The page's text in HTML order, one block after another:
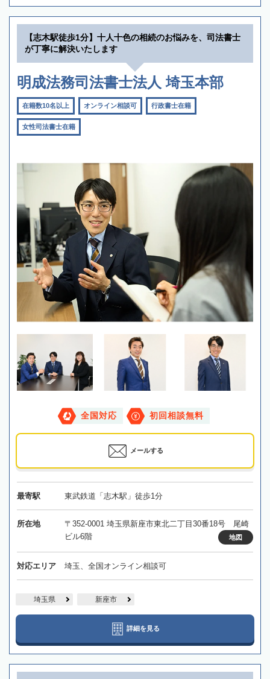
【志木駅徒歩1分】十人十色の相続のお悩みを、司法書士
が丁寧に解決いたします
明成法務司法書士法人 埼玉本部
在籍数10名以上 オンライン相談可 行政書士在籍
女性司法書士在籍
全国対応 初回相談無料
メールする
最寄駅 東武鉄道「志木駅」徒歩1分
所在地
〒352-0001 埼玉県新座市東北二丁目30番18号 尾崎
ビル6階
地図
対応エリア 埼玉、全国オンライン相談可
埼玉県 新座市
詳細を見る